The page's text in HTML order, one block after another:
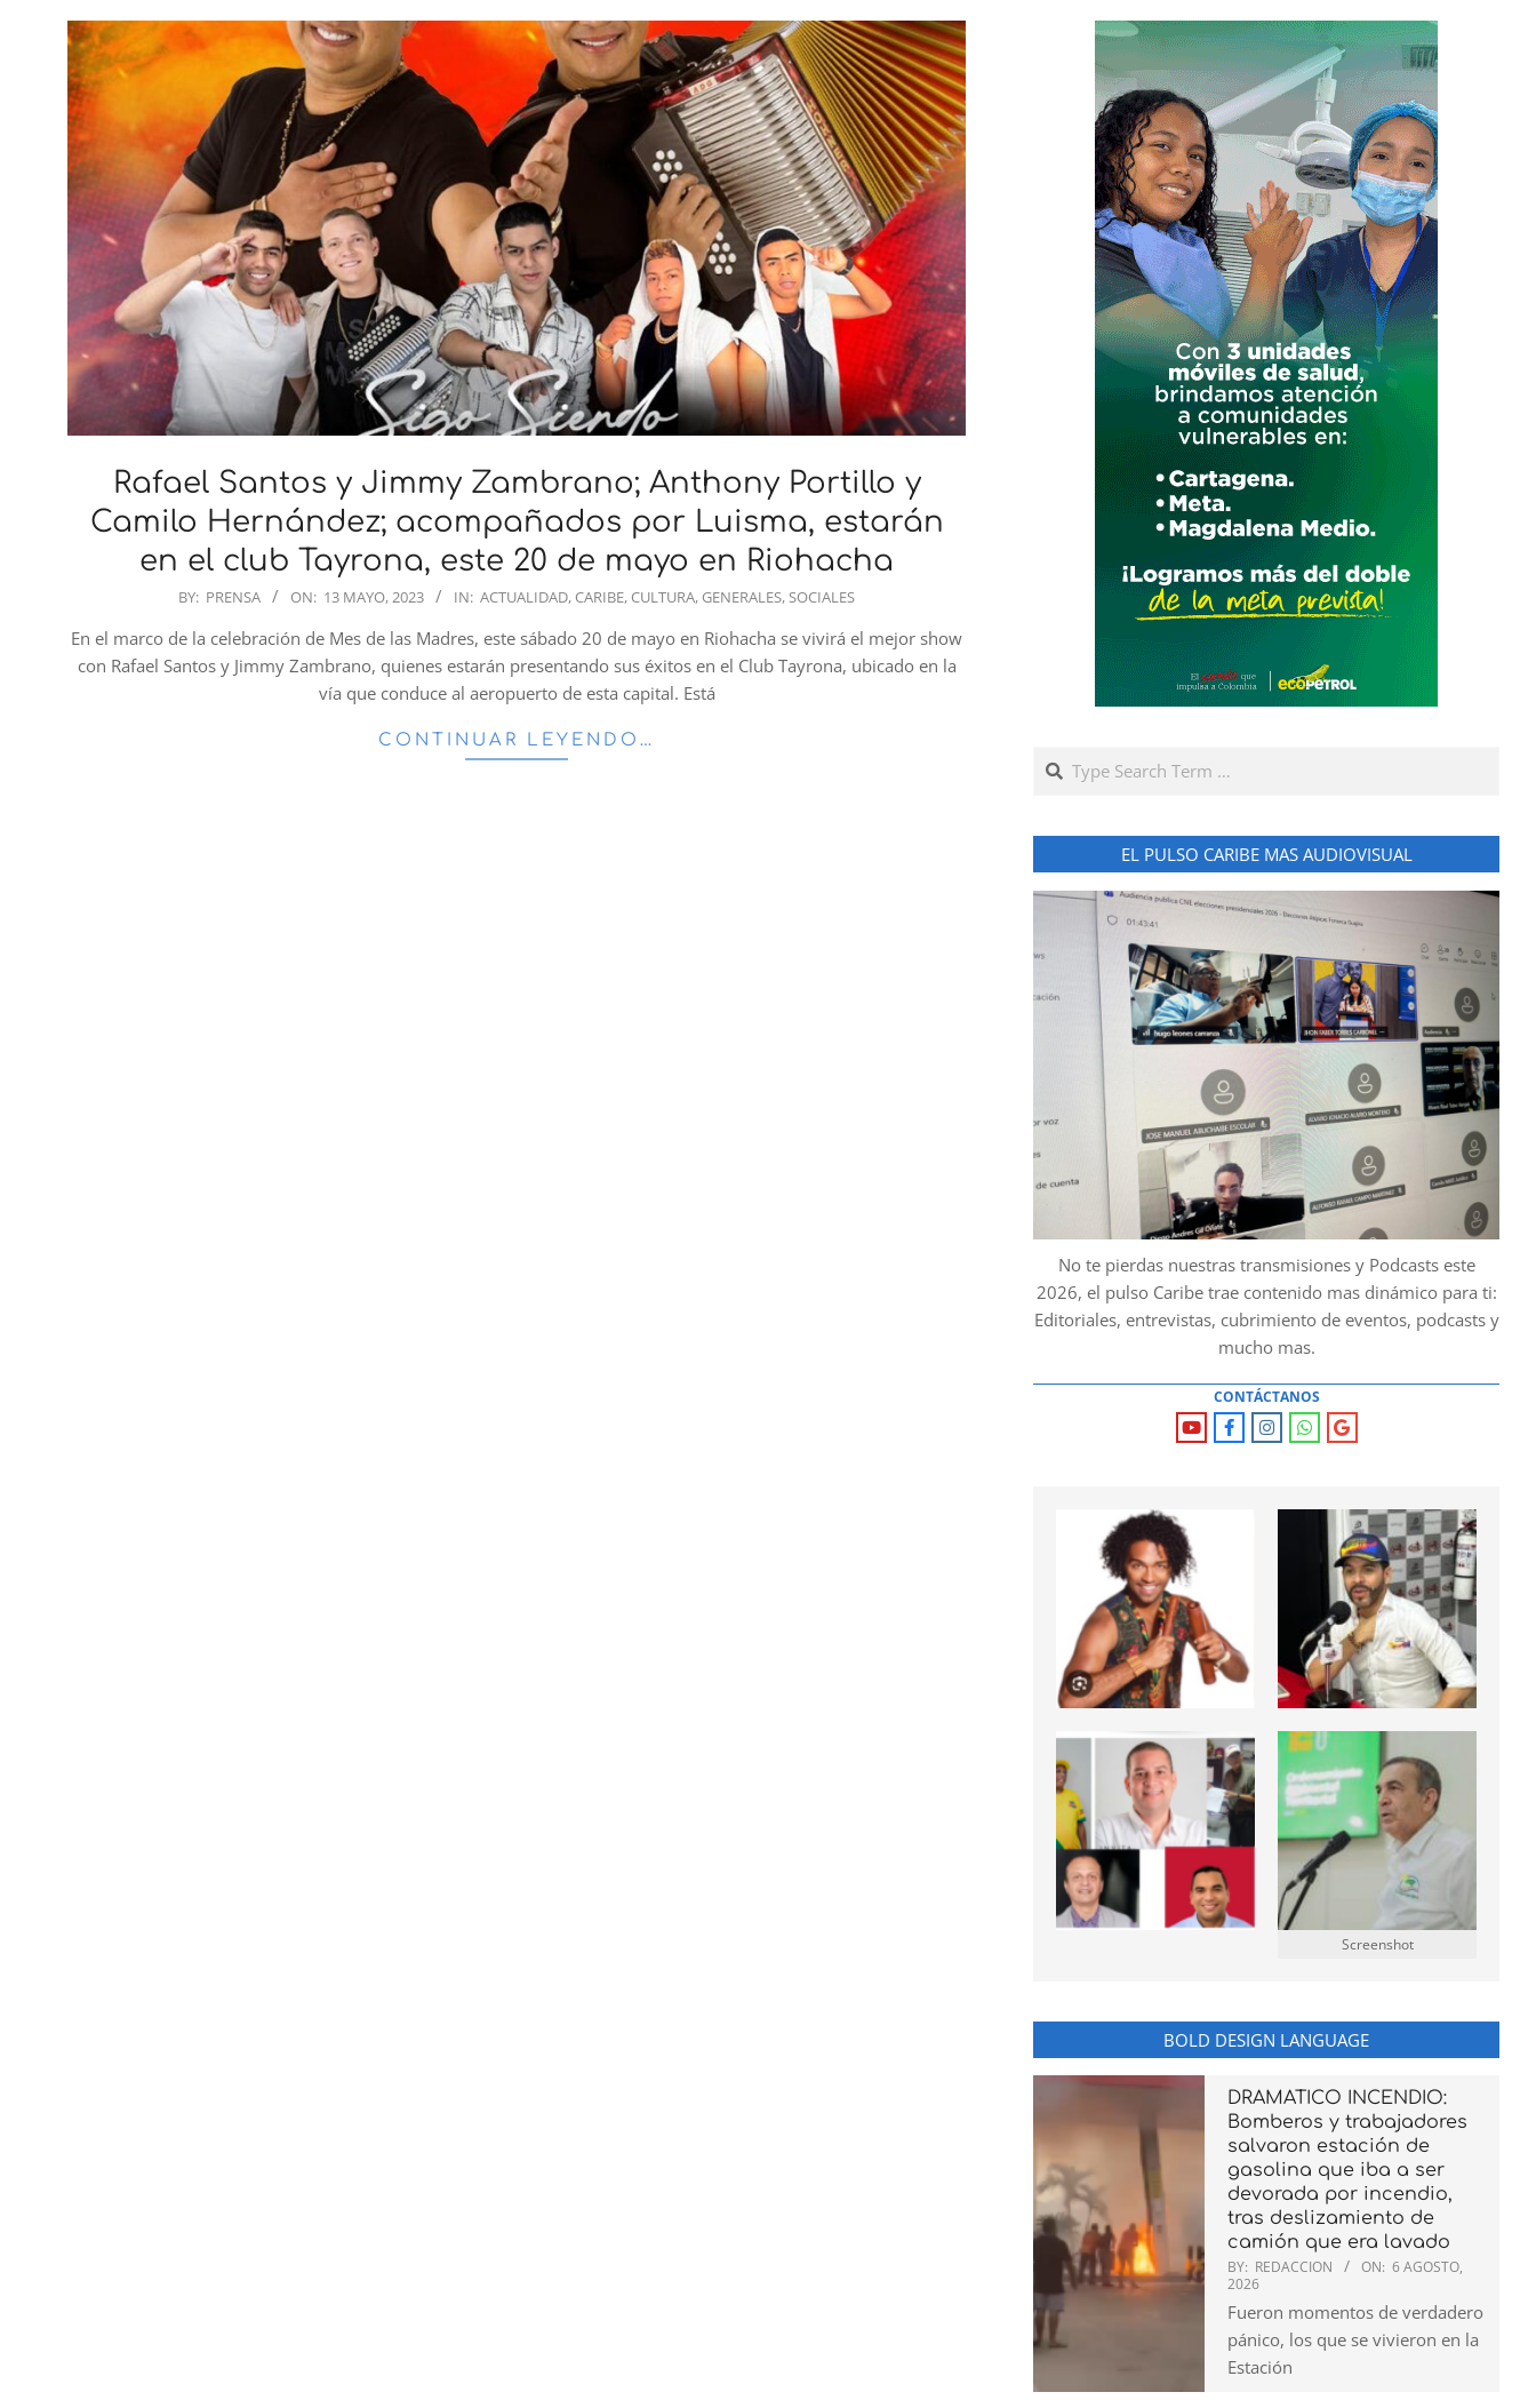
Rafael Santos y Jimmy Zambrano; Anthony Portillo y
Camilo Hernández; acompañados por Luisma, estarán
en el club Tayrona, este 20 de mayo en Riohacha
13
BY: PRENSA ON: 13 MAYO, 2023 IN: ACTUALIDAD, CARIBE, CULTURA, GENERALES,SOCIALES
En el marco de la celebración de Mes de las Madres, este sábado 20 de mayo en Riohacha se vivirá el mejor show
con Rafael Santos y Jimmy Zambrano, quienes estarán presentando sus éxitos en el Club Tayrona, ubicado en la
vía que conduce al aeropuerto de esta capital. Está
CONTINUAR LEYENDO…
Search
EL PULSO CARIBE MAS AUDIOVISUAL
No te pierdas nuestras transmisiones y Podcasts este
2026, el pulso Caribe trae contenido mas dinámico para ti:
Editoriales, entrevistas, cubrimiento de eventos, podcasts y
mucho mas.
CONTÁCTANOS
Screenshot
BOLD DESIGN LANGUAGE
DRAMATICO INCENDIO:
Bomberos y trabajadores
salvaron estación de
gasolina que iba a ser
devorada por incendio,
tras deslizamiento de
camión que era lavado
BY: REDACCION ON: 6 AGOSTO,
2026
Fueron momentos de verdadero
pánico, los que se vivieron en la
Estación